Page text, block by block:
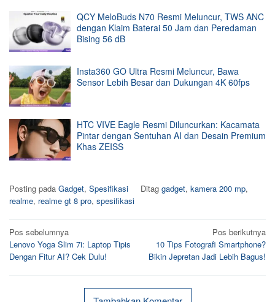
QCY MeloBuds N70 Resmi Meluncur, TWS ANC
dengan Klaim Baterai 50 Jam dan Peredaman
Bising 56 dB
Insta360 GO Ultra Resmi Meluncur, Bawa
Sensor Lebih Besar dan Dukungan 4K 60fps
HTC VIVE Eagle Resmi Diluncurkan: Kacamata
Pintar dengan Sentuhan AI dan Desain Premium
Khas ZEISS
Posting pada Gadget, Spesifikasi Ditag gadget, kamera 200 mp,
realme, realme gt 8 pro, spesifikasi
Navigasi
pos
Pos sebelumnya
Lenovo Yoga Slim 7i: Laptop Tipis
Dengan Fitur AI? Cek Dulu!
Pos berikutnya
10 Tips Fotografi Smartphone?
Bikin Jepretan Jadi Lebih Bagus!